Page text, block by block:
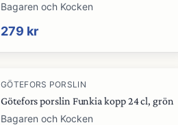
Bagaren och Kocken
279 kr
GÖTEFORS PORSLIN
Götefors porslin Funkia kopp 24 cl, grön
Bagaren och Kocken